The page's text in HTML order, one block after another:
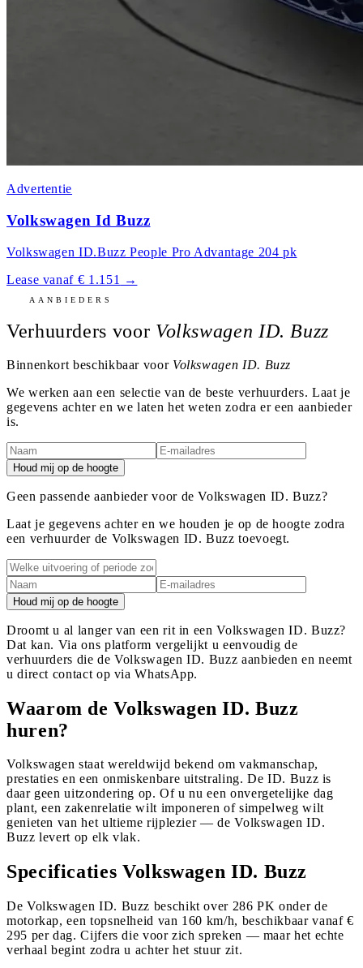
Advertentie
Volkswagen Id Buzz
Volkswagen ID.Buzz People Pro Advantage 204 pk
Lease vanaf € 1.151
→
AANBIEDERS
Verhuurders voor Volkswagen ID. Buzz
Binnenkort beschikbaar voor Volkswagen ID. Buzz
We werken aan een selectie van de beste verhuurders. Laat je
gegevens achter en we laten het weten zodra er een aanbieder
is.
Houd mij op de hoogte
Geen passende aanbieder voor de Volkswagen ID. Buzz?
Laat je gegevens achter en we houden je op de hoogte zodra
een verhuurder de Volkswagen ID. Buzz toevoegt.
Houd mij op de hoogte
Droomt u al langer van een rit in een Volkswagen ID. Buzz?
Dat kan. Via ons platform vergelijkt u eenvoudig de
verhuurders die de Volkswagen ID. Buzz aanbieden en neemt
u direct contact op via WhatsApp.
Waarom de Volkswagen ID. Buzz
huren?
Volkswagen staat wereldwijd bekend om vakmanschap,
prestaties en een onmiskenbare uitstraling. De ID. Buzz is
daar geen uitzondering op. Of u nu een onvergetelijke dag
plant, een zakenrelatie wilt imponeren of simpelweg wilt
genieten van het ultieme rijplezier — de Volkswagen ID.
Buzz levert op elk vlak.
Specificaties Volkswagen ID. Buzz
De Volkswagen ID. Buzz beschikt over 286 PK onder de
motorkap, een topsnelheid van 160 km/h, beschikbaar vanaf €
295 per dag. Cijfers die voor zich spreken — maar het echte
verhaal begint zodra u achter het stuur zit.